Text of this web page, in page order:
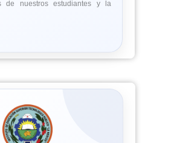
de nuestros estudiantes y la